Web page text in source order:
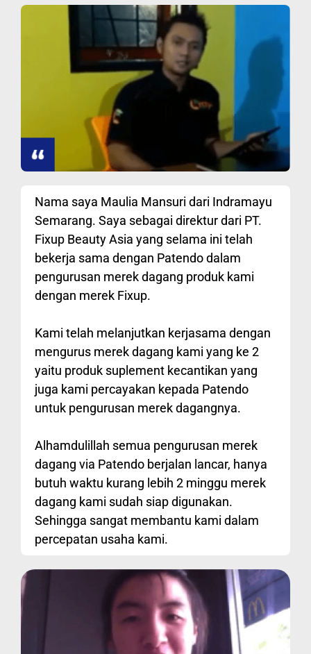
Nama saya Maulia Mansuri dari Indramayu
Semarang. Saya sebagai direktur dari PT.
Fixup Beauty Asia yang selama ini telah
bekerja sama dengan Patendo dalam
pengurusan merek dagang produk kami
dengan merek Fixup.
Kami telah melanjutkan kerjasama dengan
mengurus merek dagang kami yang ke 2
yaitu produk suplement kecantikan yang
juga kami percayakan kepada Patendo
untuk pengurusan merek dagangnya.
Alhamdulillah semua pengurusan merek
dagang via Patendo berjalan lancar, hanya
butuh waktu kurang lebih 2 minggu merek
dagang kami sudah siap digunakan.
Sehingga sangat membantu kami dalam
percepatan usaha kami.